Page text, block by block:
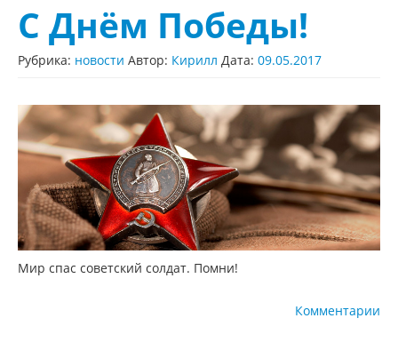
С Днём Победы!
Рубрика: новости Автор: Кирилл Дата: 09.05.2017
Мир спас советский солдат. Помни!
Комментарии